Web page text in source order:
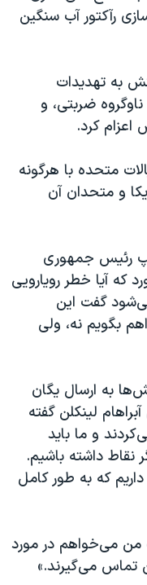
رآکتور آب سنگین
به تهدیدات
ضربتی، و
کرد.
متحده با هرگونه
و متحدان آن
رئیس جمهوری
که آیا خطر رویارویی
گفت این
بگویم نه، ولی
به ارسال یگان
لینکلن گفته
و ما باید
نقاط داشته باشیم.
که به طور کامل
من می‌خواهم در مورد
تماس می‌گیرند.»